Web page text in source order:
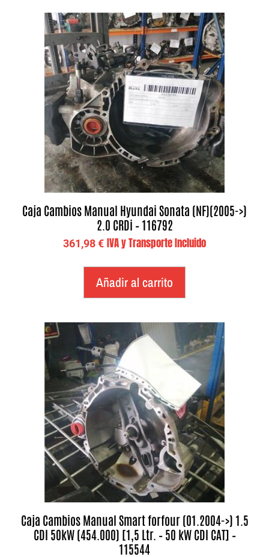
Caja Cambios Manual Hyundai Sonata (NF)(2005->)
2.0 CRDi – 116792
361,98€ IVA y Transporte Incluido
Añadir al carrito
Caja Cambios Manual Smart forfour (01.2004->) 1.5
CDI 50kW (454.000) [1,5 Ltr. – 50 kW CDI CAT] –
115544